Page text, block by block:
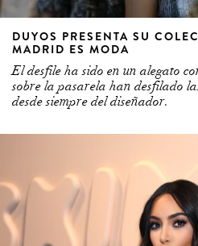
DUYOS PRESENTA SU
MADRID ES MODA
El desfile ha sido en un alegato
sobre la pasarela han desfilado
desde siempre del diseñador.